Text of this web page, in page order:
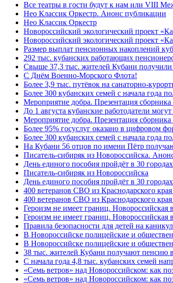
Все театры в гости будут к нам или VIII
Нео Классик Оркестр. Анонс публикации
Нео Классик Оркестр
Новороссийский экологический проект
Новороссийский экологический проект
Размер выплат пенсионных накоплений
292 тыс. кубанских работающих
Свыше 37,3 тыс. жителей Кубани получили
C Днём Военно-Морского Флота!
Более 3,9 тыс. путёвок на санаторно-
Более 300 кубанских семей с начала года
Мероприятие добра. Презентация
До 1 августа кубанские работодатели
Мероприятие добра. Презентация
Более 95% госуслуг оказано в цифровом
Более 300 кубанских семей с начала года
На Кубани 56 отцов по имени Пётр
Писатель-сибиряк из Новороссийска.
День единого пособия пройдёт в 30
Писатель-сибиряк из Новороссийска
День единого пособия пройдёт в 30
400 ветеранов СВО из Краснодарского
400 ветеранов СВО из Краснодарского
Героизм не имеет границ.
Героизм не имеет границ.
Правила безопасности для детей на
В Новороссийске полицейские и
В Новороссийске полицейские и
38 тыс. жителей Кубани получают пенсию
С начала года 4,8 тыс. кубанских семей
«Семь ветров» над Новороссийском: как
«Семь ветров» над Новороссийском: как